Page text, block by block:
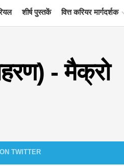
शीर्ष पुस्तकें वित्त करियर मार्गदर्शक
संसाधन
- मैक्रो
ON TWITTER